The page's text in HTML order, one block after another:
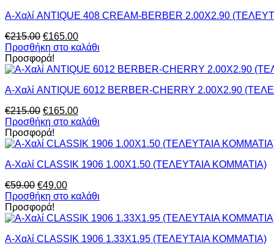
Α-Χαλί ANTIQUE 408 CREAM-BERBER 2.00Χ2.90
€215.00 Original
price
was:
€215.00.
€165.00Η
τρέχουσα
είναι:
Προσθήκη στο καλάθι
Προσφορά!
Α-Χαλί ANTIQUE 6012 BERBER-CHERRY 2.00Χ2.90
€215.00 Original
price
was:
€215.00.
€165.00Η
τρέχουσα
είναι:
Προσθήκη στο καλάθι
Προσφορά!
Α-Χαλί CLASSIK 1906 1.00Χ1.50 (ΤΕΛΕΥΤΑΙΑ ΚΟΜΜΑΤΙΑ)
€59.00 Original
price
was:
€59.00.
€49.00Η
τρέχουσα
είναι:
Προσθήκη στο καλάθι
Προσφορά!
Α-Χαλί CLASSIK 1906 1.33Χ1.95 (ΤΕΛΕΥΤΑΙΑ ΚΟΜΜΑΤΙΑ)